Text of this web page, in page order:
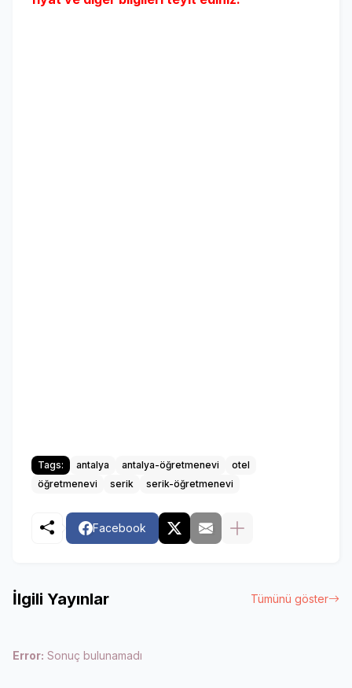
Tags: antalya antalya-öğretmenevi
otel
öğretmenevi
serik serik-öğretmenevi
Facebook
İlgili Yayınlar Tümünü göster
Error: Sonuç bulunamadı